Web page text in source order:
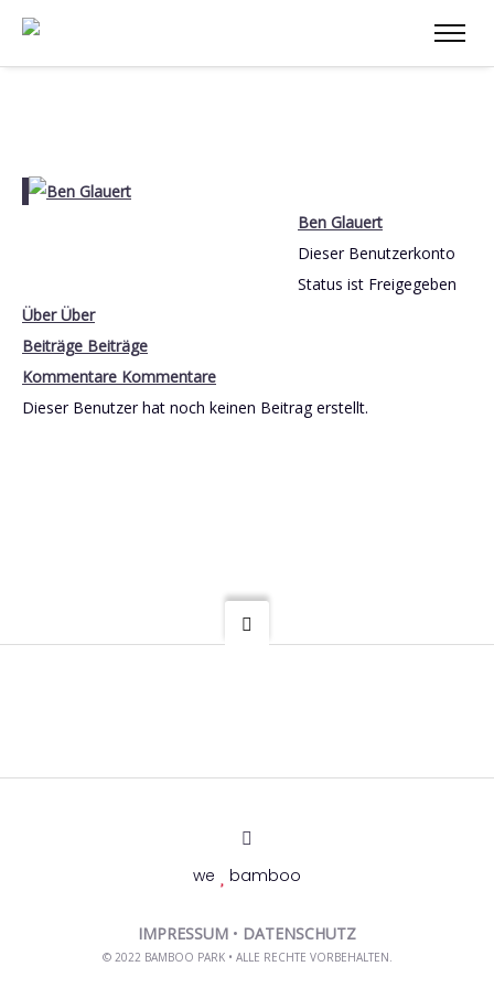
Ben Glauert
Dieser Benutzerkonto
Status ist Freigegeben
Über Über
Beiträge Beiträge
Kommentare Kommentare
Dieser Benutzer hat noch keinen Beitrag erstellt.
we bamboo
IMPRESSUM • DATENSCHUTZ
© 2022 BAMBOO PARK • ALLE RECHTE VORBEHALTEN.